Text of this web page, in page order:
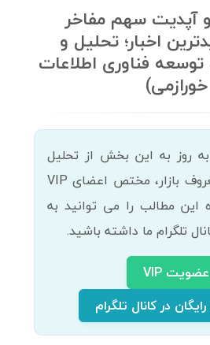
و آپدیت سهم مفاخر
اخبار؛ تحلیل و
فناوری اطلاعات
خورازمی)
روز به این بخش از تحلیل
های 300 سهم معروف بازار، مختص اعضای VIP
این مطالب را می توانید به
تلگرام ما داشته باشید.
عضویت VIP
در کانال تلگرام